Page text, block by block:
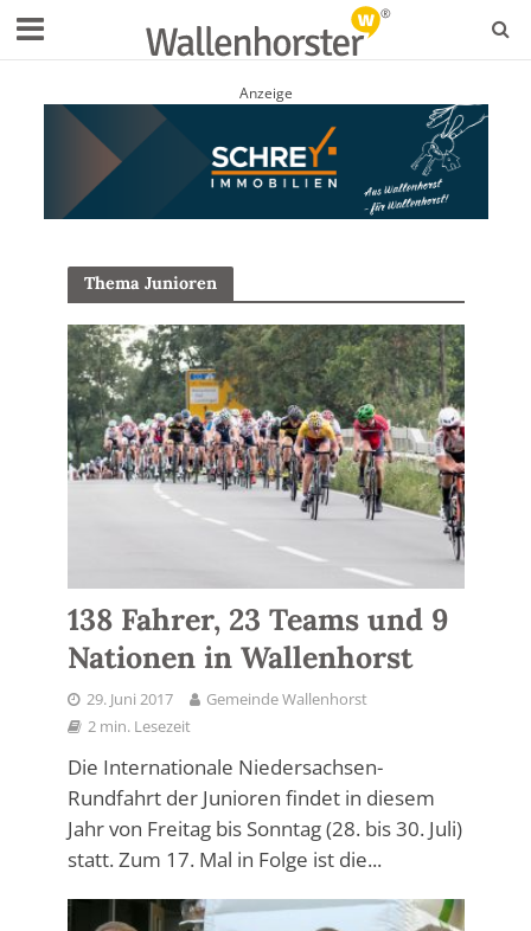
Anzeige
Thema Junioren
138 Fahrer, 23 Teams und 9
Nationen in Wallenhorst
29. Juni 2017
Gemeinde Wallenhorst
2 min. Lesezeit
Die Internationale Niedersachsen-
Rundfahrt der Junioren findet in diesem
Jahr von Freitag bis Sonntag (28. bis 30. Juli)
statt. Zum 17. Mal in Folge ist die...